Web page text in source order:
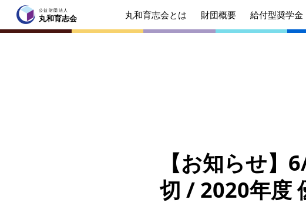
公益財団法人
丸和育志会
みなさんへ
理念
年間スケジュー
公益財団法人
丸和育志会 丸和育志会とは 財団概要 給付型奨学金
【お知らせ
切 / 2020年度